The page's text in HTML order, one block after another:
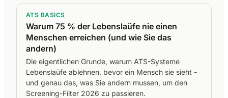
ATS BASICS
Warum 75 % der Lebenslaüfe nie einen
Menschen erreichen (und wie Sie das
andern)
Die eigentlichen Grunde, warum ATS-Systeme
Lebenslaüfe ablehnen, bevor ein Mensch sie sieht -
und genau das, was Sie andern mussen, um den
Screening-Filter 2026 zu passieren.